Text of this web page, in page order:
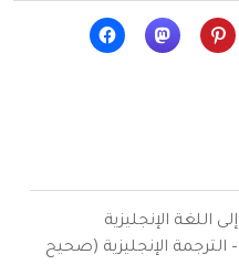
اللغة الإنجليزية
الترجمة الإنجليزية (صحيح